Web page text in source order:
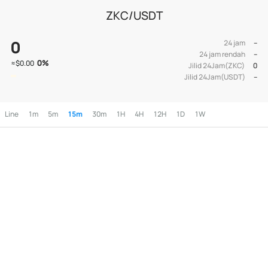
ZKC/USDT
0
≈$0.00 0%
24 jam
--
24 jam rendah
--
Jilid 24Jam(ZKC)
0
Jilid 24Jam(USDT)
--
Line 1m 5m 15m 30m 1H 4H 12H 1D 1W